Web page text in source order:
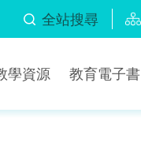
全站搜尋
學資源 教育電子書